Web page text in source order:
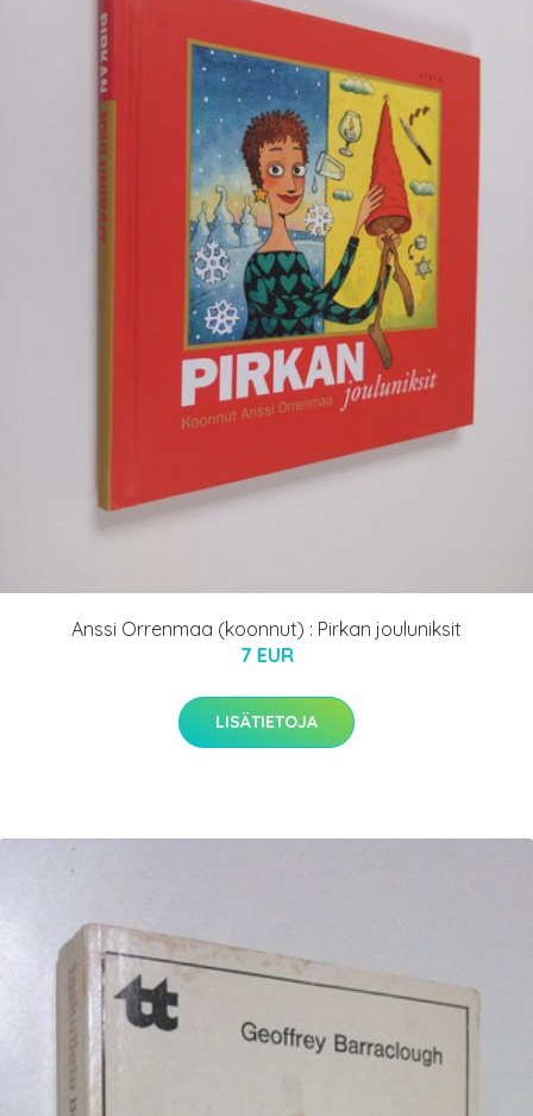
Anssi Orrenmaa (koonnut) : Pirkan jouluniksit
7 EUR
LISÄTIETOJA